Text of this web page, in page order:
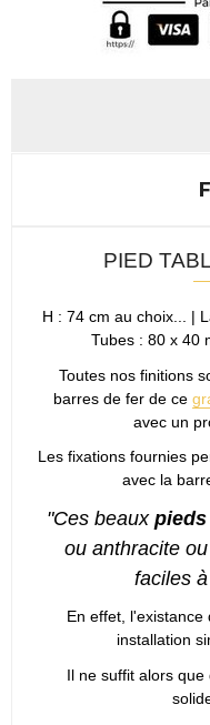
PIED
H : 74 cm au choix... |
Tubes : 80 x 40
Toutes nos finitions
barres de fer de ce
avec un
Les fixations fournies
avec la
"Ces beaux
ou anthracite
faciles
En effet,
installation
Il ne suffit alors